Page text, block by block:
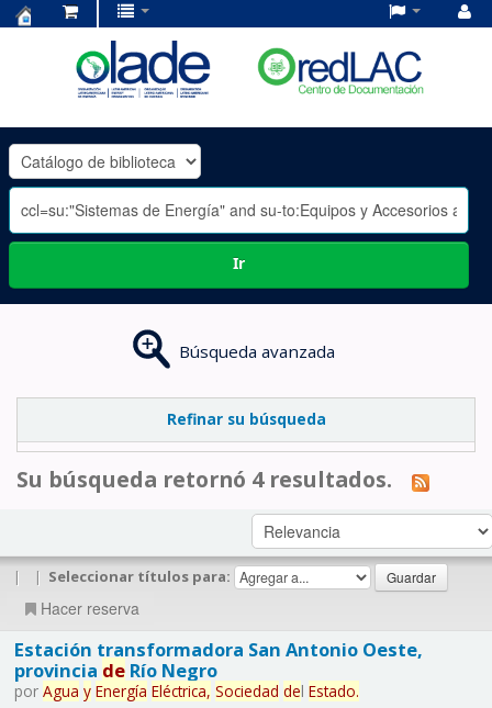
OLADE
-
Ir
Búsqueda avanzada
Refinar su búsqueda
Su búsqueda retornó 4 resultados.
| | Seleccionar títulos para:
Hacer reserva
Estación transformadora San Antonio Oeste,
provincia deRío Negro
por Agua y Energía Eléctrica, Sociedad del Estado.